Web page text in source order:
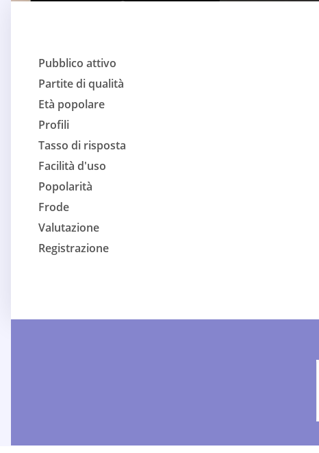
Pubblico attivo
Partite di qualità
Età popolare
Profili
Tasso di risposta
Facilità d'uso
Popolarità
Frode
Valutazione
Registrazione